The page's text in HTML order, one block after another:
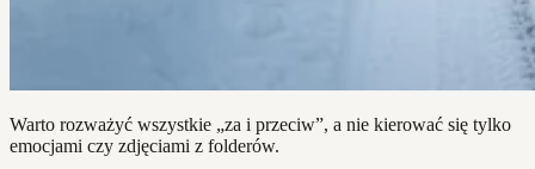
Warto rozważyć wszystkie „za i przeciw”, a nie kierować się tylko
emocjami czy zdjęciami z folderów.